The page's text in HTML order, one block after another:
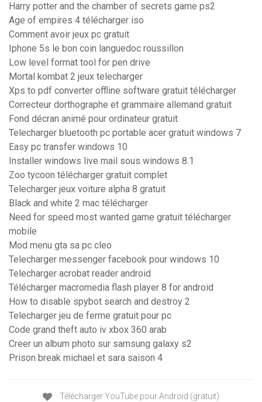
Harry potter and the chamber of secrets game ps2
Age of empires 4 télécharger iso
Comment avoir jeux pc gratuit
Iphone 5s le bon coin languedoc roussillon
Low level format tool for pen drive
Mortal kombat 2 jeux telecharger
Xps to pdf converter offline software gratuit télécharger
Correcteur dorthographe et grammaire allemand gratuit
Fond décran animé pour ordinateur gratuit
Telecharger bluetooth pc portable acer gratuit windows 7
Easy pc transfer windows 10
Installer windows live mail sous windows 8.1
Zoo tycoon télécharger gratuit complet
Telecharger jeux voiture alpha 8 gratuit
Black and white 2 mac télécharger
Need for speed most wanted game gratuit télécharger
mobile
Mod menu gta sa pc cleo
Telecharger messenger facebook pour windows 10
Telecharger acrobat reader android
Télécharger macromedia flash player 8 for android
How to disable spybot search and destroy 2
Telecharger jeu de ferme gratuit pour pc
Code grand theft auto iv xbox 360 arab
Creer un album photo sur samsung galaxy s2
Prison break michael et sara saison 4
Télécharger YouTube pour Android (gratuit)